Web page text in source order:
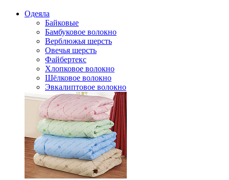
Одеяла
Байковые
Бамбуковое волокно
Верблюжья шерсть
Овечья шерсть
Файбертекс
Хлопковое волокно
Шёлковое волокно
Эвкалиптовое волокно